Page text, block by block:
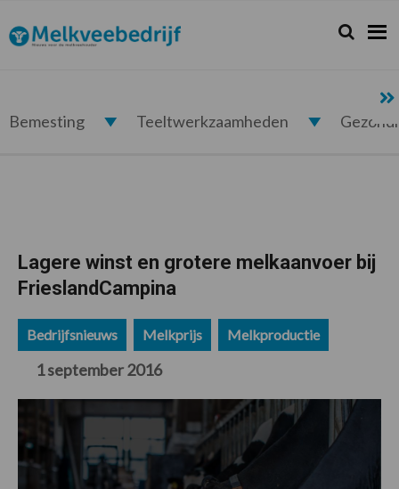
de
hoofdnavigatie
de
hoofd
de
eerste
de
voettekst
Melkveebedrijf.nl Zoeken...
Zoek
Bemesting Teeltwerkzaamheden
Lagere winst en grotere melkaanvoer bij
FrieslandCampina
Bedrijfsnieuws Melkprijs Melkproductie
1 september 2016